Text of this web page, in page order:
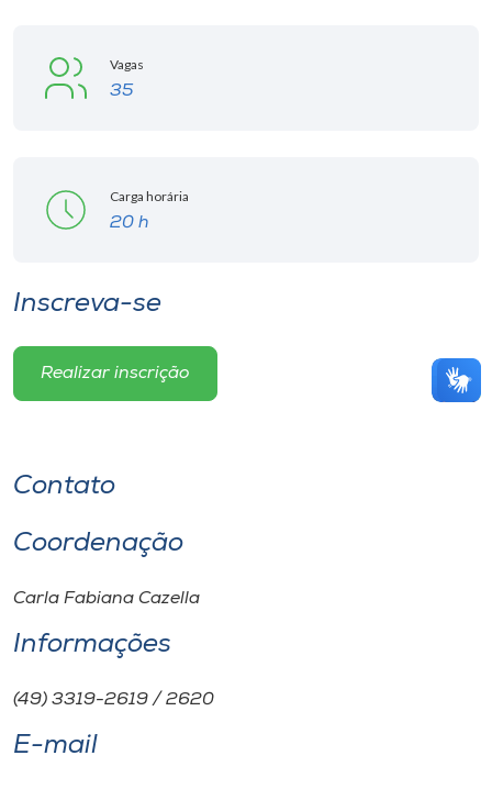
Vagas
35
Carga horária
20 h
Inscreva-se
Realizar inscrição
Contato
Coordenação
Carla Fabiana Cazella
Informações
(49) 3319-2619 / 2620
E-mail